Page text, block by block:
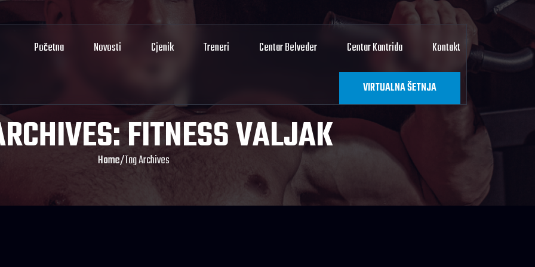
Početna Novosti Cjenik Treneri Centar Belveder Centar Kantrida Kontakt
VIRTUALNA ŠETNJA
FITNESS VALJAK
Home/Tag Archives